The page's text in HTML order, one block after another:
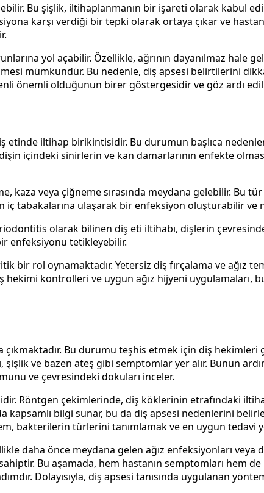
Bu şişlik, iltihaplanmanın bir işareti olarak kabul
karşı verdiği bir tepki olarak ortaya çıkar ve
yol açabilir. Özellikle, ağrının dayanılmaz hale
mümkündür. Bu nedenle, diş apsesi belirtilerini
önemli olduğunun birer göstergesidir ve göz ardı
etinde iltihap birikintisidir. Bu durumun başlıca
içindeki sinirlerin ve kan damarlarının enfekte
veya çiğneme sırasında meydana gelebilir. Bu tür
tabakalarına ulaşarak bir enfeksiyon oluşturabilir ve
olarak bilinen diş eti iltihabı, dişlerin
enfeksiyonu tetikleyebilir.
bir rol oynamaktadır. Yetersiz diş fırçalama ve ağız
kontrolleri ve uygun ağız hijyeni uygulamaları,
çıkmaktadır. Bu durumu teşhis etmek için diş
ve bazen ateş gibi semptomlar yer alır. Bunun
ve çevresindeki dokuları inceler.
Röntgen çekimlerinde, diş köklerinin etrafındaki
bilgi sunar, bu da diş apsesi nedenlerini
bakterilerin türlerini tanımlamak ve en uygun tedavi
daha önce meydana gelen ağız enfeksiyonları
Bu aşamada, hem hastanın semptomları hem
Dolayısıyla, diş apsesi tanısında uygulanan